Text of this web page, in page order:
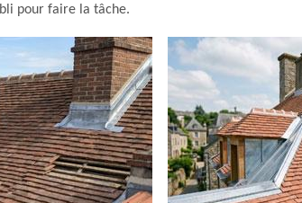
pour faire la tâche.